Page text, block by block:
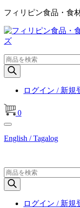
フィリピン食品・食
商
品
検
ログイン / 新規
0
English / Tagalog
商
品
検
ログイン / 新規